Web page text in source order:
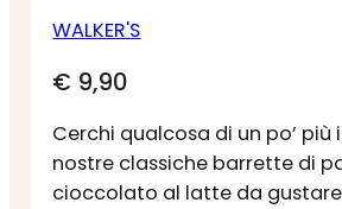
WALKER'S
€ 9,90
Cerchi qualcosa di un po’
nostre classiche barrette di
cioccolato al latte da